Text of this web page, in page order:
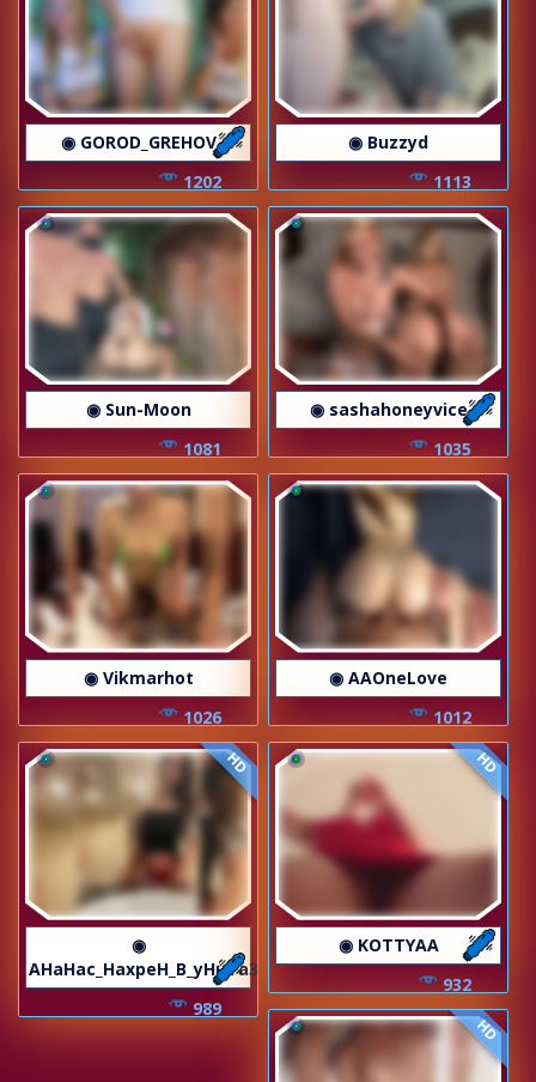
◉ GOROD_GREHOV
1202
◉ Buzzyd
1113
◉ Sun-Moon
1081
◉ sashahoneyvice
1035
◉ Vikmarhot
1026
◉ AAOneLove
1012
HD
◉
AHaHac_HaxpeH_B_yHuTa3
989
HD
◉ KOTTYAA
932
HD